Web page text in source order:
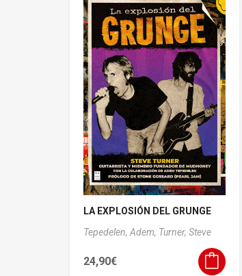
LA EXPLOSIÓN DEL GRUNGE
Tepedelen, Adem, Turner, Steve
24,90€